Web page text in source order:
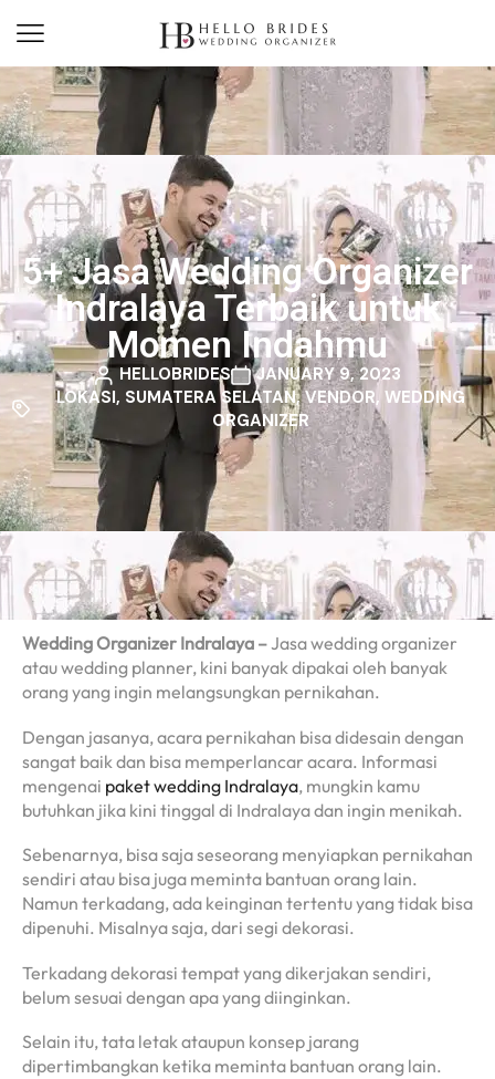
5+ Jasa Wedding Organizer
Indralaya Terbaik untuk
Momen Indahmu
HELLOBRIDES
JANUARY 9, 2023
LOKASI, SUMATERA SELATAN,VENDOR, WEDDING
ORGANIZER
Wedding Organizer Indralaya –Jasa wedding organizer
atau wedding planner, kini banyak dipakai oleh banyak
orang yang ingin melangsungkan pernikahan.
Dengan jasanya, acara pernikahan bisa didesain dengan
sangat baik dan bisa memperlancar acara. Informasi
mengenai paket wedding Indralaya, mungkin kamu
butuhkan jika kini tinggal di Indralaya dan ingin menikah.
Sebenarnya, bisa saja seseorang menyiapkan pernikahan
sendiri atau bisa juga meminta bantuan orang lain.
Namun terkadang, ada keinginan tertentu yang tidak bisa
dipenuhi. Misalnya saja, dari segi dekorasi.
Terkadang dekorasi tempat yang dikerjakan sendiri,
belum sesuai dengan apa yang diinginkan.
Selain itu, tata letak ataupun konsep jarang
dipertimbangkan ketika meminta bantuan orang lain.